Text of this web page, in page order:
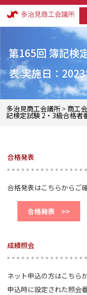
第165回 簿記検
表 実施日：
多治見商工会議所 > 商工
記検定試験 2・3級合格者
合格発表
合格発表はこちらからご
合格発表 >>
成績照会
ネット申込の方はこちら
申込時に設定された照会